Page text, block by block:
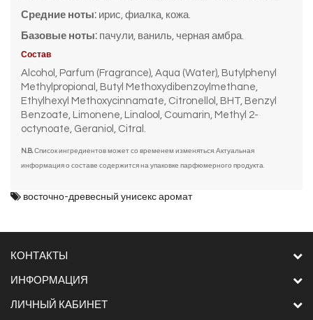
Средние ноты: ирис, фиалка, кожа.
Базовые ноты: пачули, ваниль, черная амбра.
Состав
Alcohol, Parfum (Fragrance), Aqua (Water), Butylphenyl
Methylpropional, Butyl Methoxydibenzoylmethane,
Ethylhexyl Methoxycinnamate, Citronellol, BHT, Benzyl
Benzoate, Limonene, Linalool, Coumarin, Methyl 2-
octynoate, Geraniol, Citral.
N.B. Список ингредиентов может со временем изменяться. Актуальная
информация о составе содержится на упаковке парфюмерного продукта.
восточно-древесный унисекс аромат
КОНТАКТЫ
ИНФОРМАЦИЯ
ЛИЧНЫЙ КАБИНЕТ